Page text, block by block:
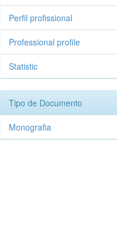
Perfil profissional
Professional profile
Statistic
Tipo de Documento
Monografia